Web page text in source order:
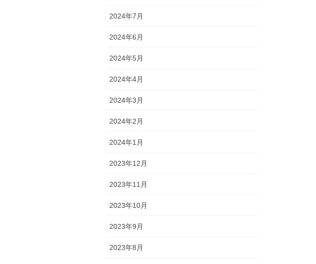
2024年7月
2024年6月
2024年5月
2024年4月
2024年3月
2024年2月
2024年1月
2023年12月
2023年11月
2023年10月
2023年9月
2023年8月